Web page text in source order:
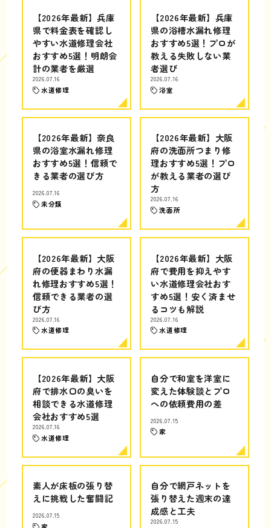
【2026年最新】兵庫
県で料金表を確認し
やすい水道修理会社
おすすめ5選！明朗会
計の業者を厳選
2026.07.16
水道修理
【2026年最新】兵庫
県の浴槽水漏れ修理
おすすめ5選！プロが
教える失敗しない業
者選び
2026.07.16
浴室
【2026年最新】奈良
県の浴室水漏れ修理
おすすめ5選！信頼で
きる業者の選び方
2026.07.16
未分類
【2026年最新】大阪
府の洗面所つまり修
理おすすめ5選！プロ
が教える業者の選び
方
2026.07.16
洗面所
【2026年最新】大阪
府の便器まわり水漏
れ修理おすすめ5選！
信頼できる業者の選
び方
2026.07.16
水道修理
【2026年最新】大阪
府で費用を抑えやす
い水道修理会社おす
すめ5選！安く済ませ
るコツも解説
2026.07.16
水道修理
【2026年最新】大阪
府で排水口の臭いを
相談できる水道修理
会社おすすめ5選
2026.07.16
水道修理
自分で和室を洋室に
変えた体験談とプロ
への依頼費用の差
2026.07.15
家
素人が床板の張り替
えに挑戦した奮闘記
2026.07.15
自分で網戸ネットを
張り替えた週末の達
成感と工夫
2026.07.15